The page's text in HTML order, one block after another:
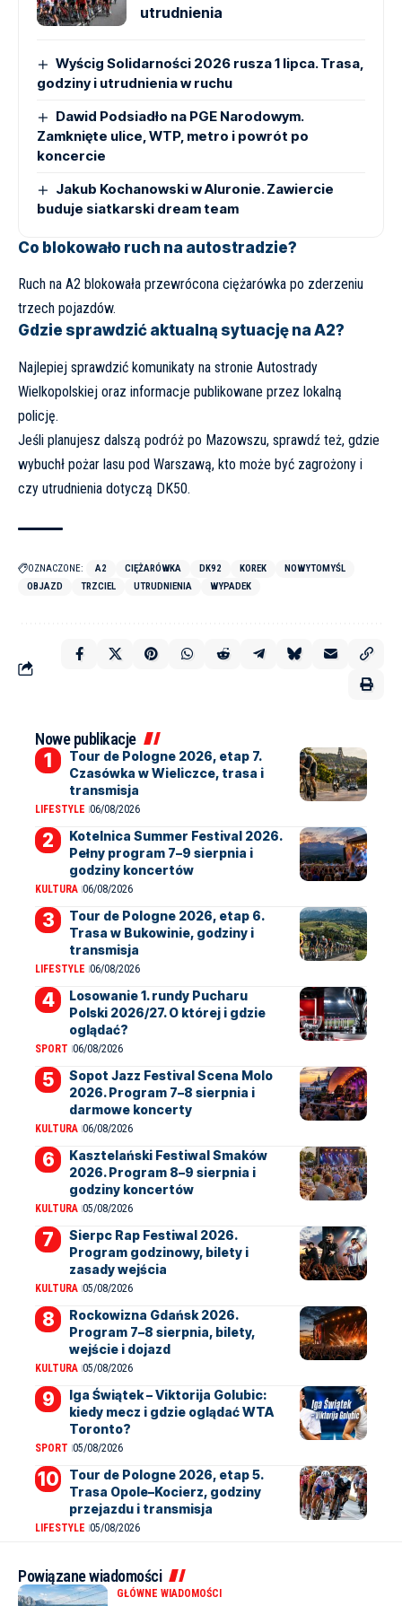
utrudnienia
Wyścig Solidarności 2026 rusza 1 lipca. Trasa,
godziny i utrudnienia w ruchu
Dawid Podsiadło na PGE Narodowym.
Zamknięte ulice, WTP, metro i powrót po
koncercie
Jakub Kochanowski w Aluronie. Zawiercie
buduje siatkarski dream team
Co blokowało ruch na autostradzie?
Ruch na A2 blokowała przewrócona ciężarówka po zderzeniu
trzech pojazdów.
Gdzie sprawdzić aktualną sytuację na A2?
Najlepiej sprawdzić komunikaty na stronie Autostrady
Wielkopolskiej oraz informacje publikowane przez lokalną
policję.
Jeśli planujesz dalszą podróż po Mazowszu, sprawdź też, gdzie
wybuchł pożar lasu pod Warszawą, kto może być zagrożony i
czy utrudnienia dotyczą DK50.
OZNACZONE: A2 CIĘŻARÓWKA DK92 KOREK
NOWYTOMYŚL
OBJAZD
TRZCIEL UTRUDNIENIA WYPADEK
Nowe publikacje
Tour de Pologne 2026, etap 7.
Czasówka w Wieliczce, trasa i
transmisja
LIFESTYLE 06/08/2026
Kotelnica Summer Festival 2026.
Pełny program 7–9 sierpnia i
godziny koncertów
KULTURA 06/08/2026
Tour de Pologne 2026, etap 6.
Trasa w Bukowinie, godziny i
transmisja
LIFESTYLE 06/08/2026
Losowanie 1. rundy Pucharu
Polski 2026/27. O której i gdzie
oglądać?
SPORT 06/08/2026
Sopot Jazz Festival Scena Molo
2026. Program 7–8 sierpnia i
darmowe koncerty
KULTURA 06/08/2026
Kasztelański Festiwal Smaków
2026. Program 8–9 sierpnia i
godziny koncertów
KULTURA 05/08/2026
Sierpc Rap Festiwal 2026.
Program godzinowy, bilety i
zasady wejścia
KULTURA 05/08/2026
Rockowizna Gdańsk 2026.
Program 7–8 sierpnia, bilety,
wejście i dojazd
KULTURA 05/08/2026
Iga Świątek – Viktorija Golubic:
kiedy mecz i gdzie oglądać WTA
Toronto?
SPORT 05/08/2026
Tour de Pologne 2026, etap 5.
Trasa Opole–Kocierz, godziny
przejazdu i transmisja
LIFESTYLE 05/08/2026
Powiązane wiadomości
GŁÓWNE WIADOMOŚCI